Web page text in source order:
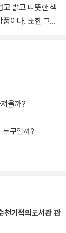
는 둥, 겨울에는
, 딴청을 피우(는
이 오면 베짱이
이야기를 만들고
조하려 했음을 알
을 부인하고 싶
가왔을 때, 프레드
처럼, 들쥐들은
감동적으로 이
03-03)
고 밝고 따뜻한 색
이다. 또한 그림
올까?
누구일까?
천기적의도서관 관